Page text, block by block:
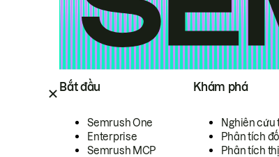
Bắt đầu
Semrush One
Enterprise
Semrush MCP
Khám phá
Nghiên cứu
Phân tích
Phân tích